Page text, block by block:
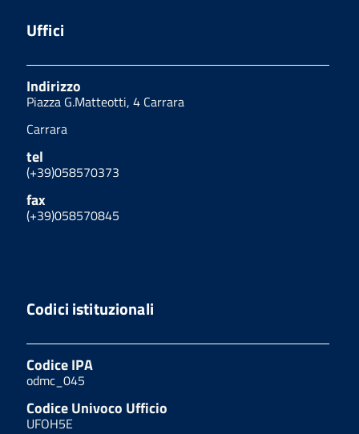
Uffici
Indirizzo
Piazza G.Matteotti, 4 Carrara
Carrara
tel
(+39)058570373
fax
(+39)058570845
Codici istituzionali
Codice IPA
odmc_045
Codice Univoco Ufficio
UFOH5E